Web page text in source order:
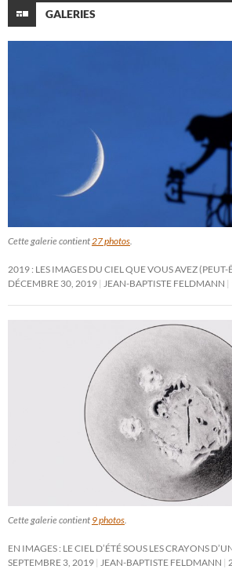
GALERIES
Cette galerie contient 27 photos
2019 : LES IMAGES DU CIEL QUE VOUS AVEZ
DÉCEMBRE 30, 2019
JEAN-BAPTISTE FELDMANN
Cette galerie contient 9 photos
EN IMAGES : LE CIEL D’ÉTÉ SOUS LES CRAYONS
SEPTEMBRE 3, 2019
JEAN-BAPTISTE FELDMANN